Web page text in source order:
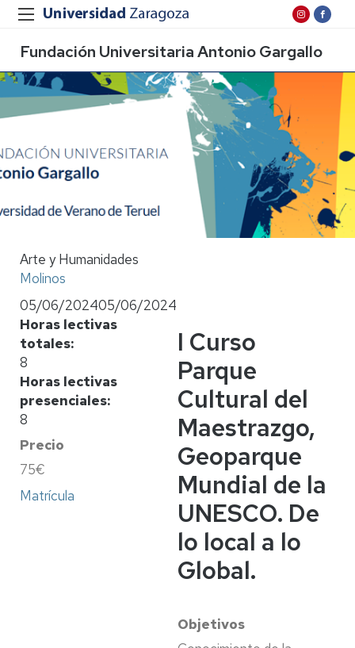
Fundación Universitaria Antonio Gargallo
Arte y Humanidades
Molinos
05/06/202405/06/2024
Horas lectivas
totales
8
Horas lectivas
presenciales
8
Precio
75€
Matrícula
I Curso
Parque
Cultural del
Maestrazgo,
Geoparque
Mundial de la
UNESCO. De
lo local a lo
Global.
Objetivos